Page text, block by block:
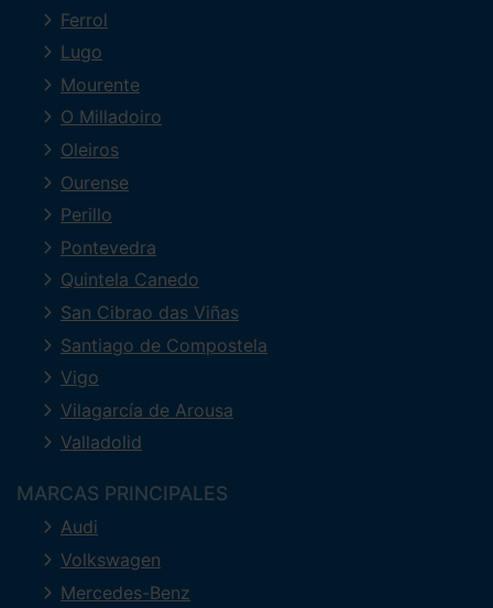
Ferrol
Lugo
Mourente
O Milladoiro
Oleiros
Ourense
Perillo
Pontevedra
Quintela Canedo
San Cibrao das Viñas
Santiago de Compostela
Vigo
Vilagarcía de Arousa
Valladolid
MARCAS PRINCIPALES
Audi
Volkswagen
Mercedes-Benz